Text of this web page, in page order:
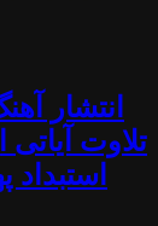
انتشار